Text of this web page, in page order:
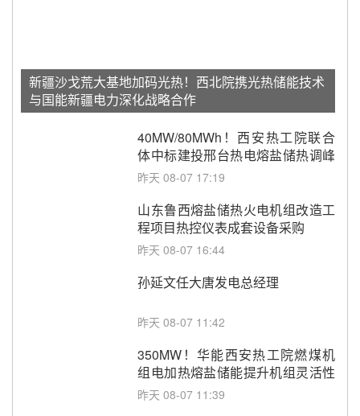
新疆沙戈荒大基地加码光热！西北院携光热储能技术
与国能新疆电力深化战略合作
40MW/80MWh！西安热工院联合
体中标建投邢台热电熔盐储热调峰
调频改造EPC项目
昨天 08-07 17:19
山东鲁西熔盐储热火电机组改造工
程项目热控仪表成套设备采购
昨天 08-07 16:44
孙延文任大唐发电总经理
昨天 08-07 11:42
350MW！华能西安热工院燃煤机
组电加热熔盐储能提升机组灵活性
改造项目初步设计第三方评审服务
昨天 08-07 11:39